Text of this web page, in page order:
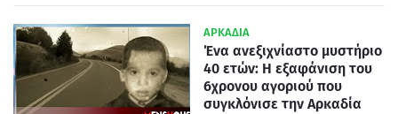
ΑΡΚΑΔΙΑ
Ένα ανεξιχνίαστο μυστήριο
40 ετών: Η εξαφάνιση του
6χρονου αγοριού που
συγκλόνισε την Αρκαδία